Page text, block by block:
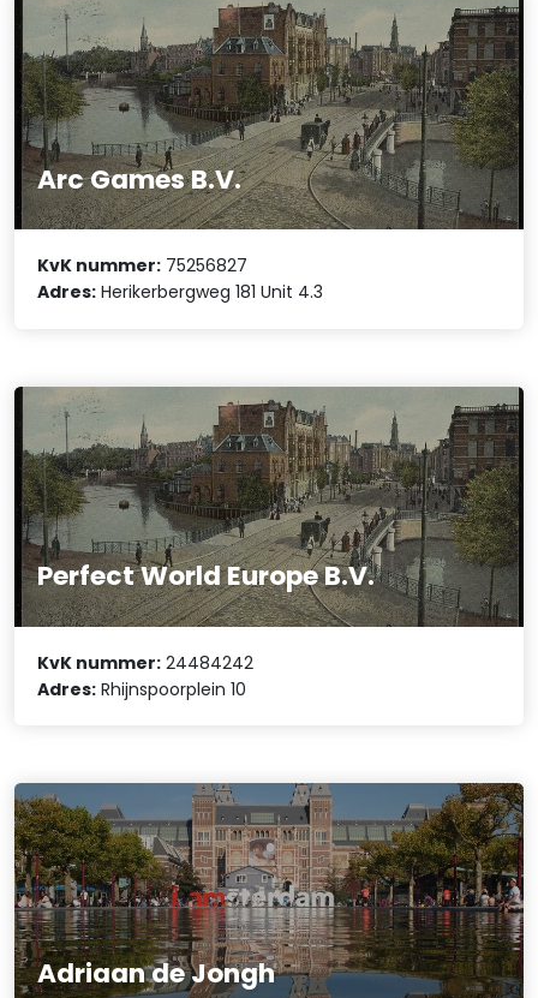
Arc Games B.V.
KvK nummer: 75256827
Adres: Herikerbergweg 181 Unit 4.3
Perfect World Europe B.V.
KvK nummer: 24484242
Adres: Rhijnspoorplein 10
Adriaan de Jongh